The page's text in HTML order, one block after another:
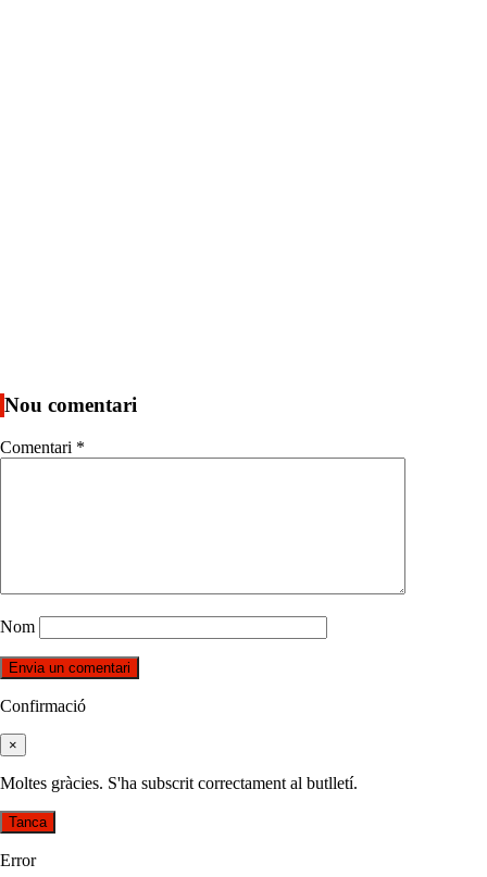
Nou comentari
Comentari *
Nom
Confirmació
×
Moltes gràcies. S'ha subscrit correctament al butlletí.
Tanca
Error